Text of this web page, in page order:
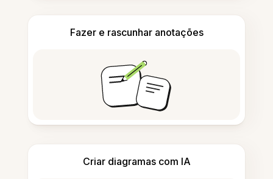
Fazer e rascunhar anotações
Criar diagramas com IA